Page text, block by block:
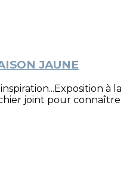
JAUNE
à la
joint pour connaître